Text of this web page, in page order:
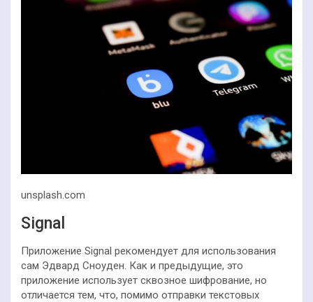
unsplash.com
Signal
Приложение Signal рекомендует для использования
сам Эдвард Сноуден. Как и предыдущие, это
приложение использует сквозное шифрование, но
отличается тем, что, помимо отправки текстовых